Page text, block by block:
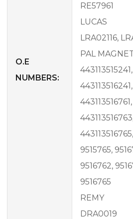
O.E
NUMBERS:
RE57961
LUCAS
LRA02116,
PAL
9515765,
9516762,
9516765
REMY
DRA0019